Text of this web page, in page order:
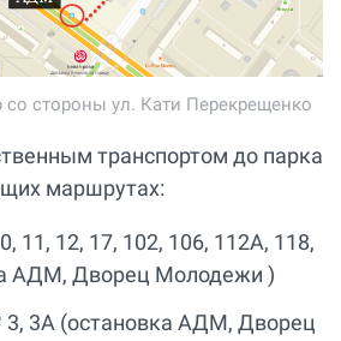
со стороны ул. Кати Перекрещенко
транспортом до парка
маршрутах:
11, 12, 17, 102, 106, 112А, 118,
АДМ, Дворец Молодежи )
3, 3А (остановка АДМ, Дворец